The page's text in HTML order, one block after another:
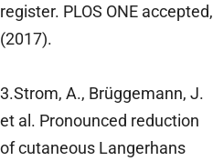
register. PLOS ONE accepted,
(2017).
3.Strom, A., Brüggemann, J.
et al. Pronounced reduction
of cutaneous Langerhans